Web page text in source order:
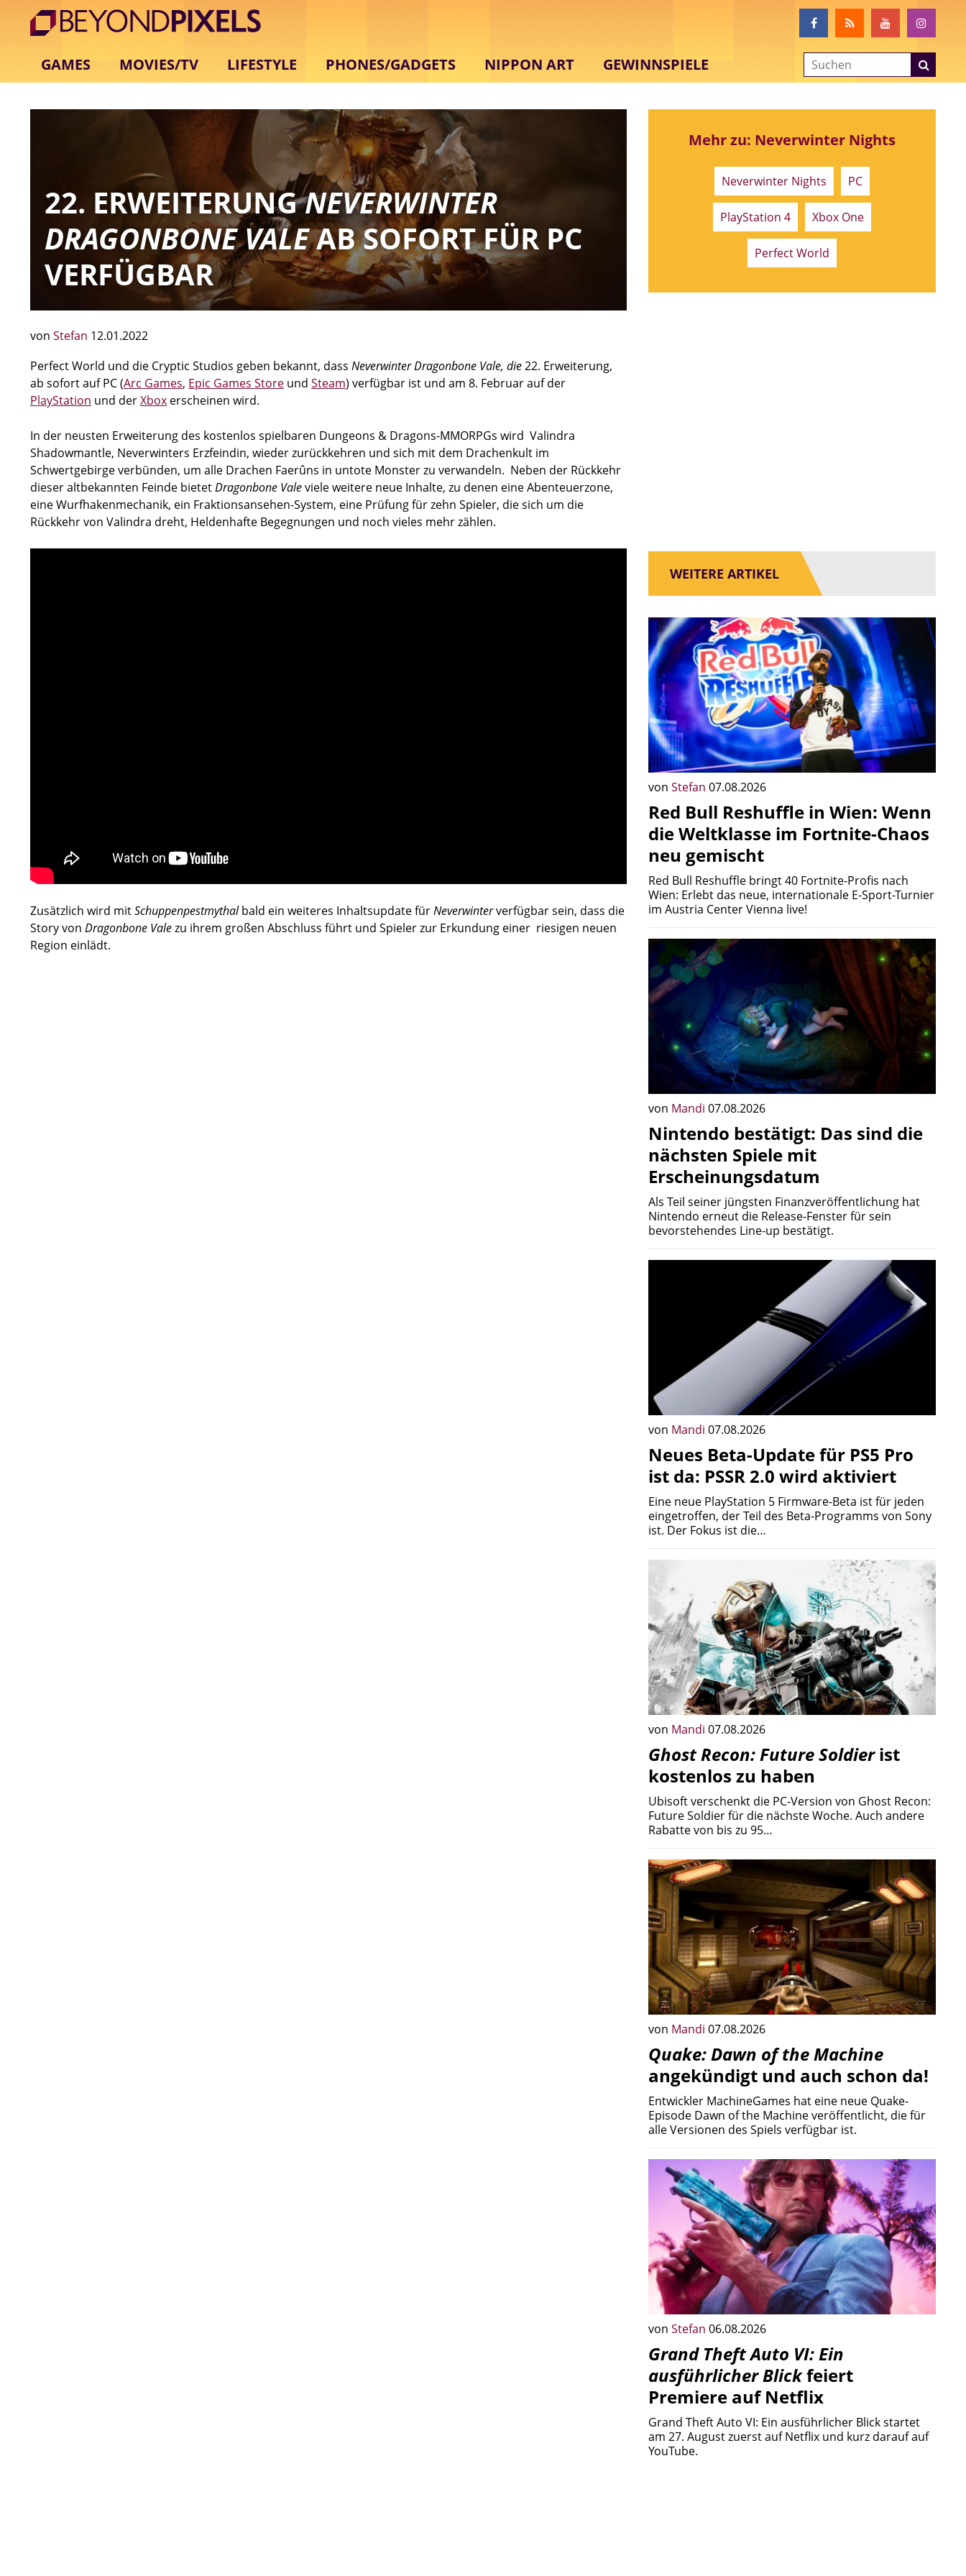
GAMES MOVIES/TV LIFESTYLE PHONES/GADGETS NIPPON ART GEWINNSPIELE
22. ERWEITERUNGNEVERWINTER
DRAGONBONE VALEAB SOFORT FÜR PC
VERFÜGBAR
von Stefan 12.01.2022
Perfect World und die Cryptic Studios geben bekannt, dass Neverwinter Dragonbone Vale, die22. Erweiterung,
ab sofort auf PC (Arc Games, Epic Games Store und Steam) verfügbar ist und am 8. Februar auf der
PlayStation und derXbox erscheinen wird.
In der neusten Erweiterung des kostenlos spielbaren Dungeons & Dragons-MMORPGs wird Valindra
Shadowmantle, Neverwinters Erzfeindin, wieder zurückkehren und sich mit dem Drachenkult im
Schwertgebirge verbünden, um alle Drachen Faerûns in untote Monster zu verwandeln. Neben der Rückkehr
dieser altbekannten Feinde bietetDragonbone Valeviele weitere neue Inhalte, zu denen eine Abenteuerzone,
eine Wurfhakenmechanik, ein Fraktionsansehen-System, eine Prüfung für zehn Spieler, die sich um die
Rückkehr von Valindra dreht, Heldenhafte Begegnungen und noch vieles mehr zählen.
Zusätzlich wird mitSchuppenpestmythalbald ein weiteres Inhaltsupdate fürNeverwinterverfügbar sein, dass die
Story von Dragonbone Valezu ihrem großen Abschluss führt und Spieler zur Erkundung einer riesigen neuen
Region einlädt.
Mehr zu: Neverwinter Nights
Neverwinter Nights PC
PlayStation 4 Xbox One
Perfect World
WEITERE ARTIKEL
von Stefan 07.08.2026
Red Bull Reshuffle in Wien: Wenn
die Weltklasse im Fortnite-Chaos
neu gemischt
Red Bull Reshuffle bringt 40 Fortnite-Profis nach
Wien: Erlebt das neue, internationale E-Sport-Turnier
im Austria Center Vienna live!
von Mandi 07.08.2026
Nintendo bestätigt: Das sind die
nächsten Spiele mit
Erscheinungsdatum
Als Teil seiner jüngsten Finanzveröffentlichung hat
Nintendo erneut die Release-Fenster für sein
bevorstehendes Line-up bestätigt.
von Mandi 07.08.2026
Neues Beta-Update für PS5 Pro
ist da: PSSR 2.0 wird aktiviert
Eine neue PlayStation 5 Firmware-Beta ist für jeden
eingetroffen, der Teil des Beta-Programms von Sony
ist. Der Fokus ist die…
von Mandi 07.08.2026
Ghost Recon: Future Soldierist
kostenlos zu haben
Ubisoft verschenkt die PC-Version von Ghost Recon:
Future Soldier für die nächste Woche. Auch andere
Rabatte von bis zu 95…
von Mandi 07.08.2026
Quake: Dawn of the Machine
angekündigt und auch schon da!
Entwickler MachineGames hat eine neue Quake-
Episode Dawn of the Machine veröffentlicht, die für
alle Versionen des Spiels verfügbar ist.
von Stefan 06.08.2026
Grand Theft Auto VI: Ein
ausführlicher Blickfeiert
Premiere auf Netflix
Grand Theft Auto VI: Ein ausführlicher Blick startet
am 27. August zuerst auf Netflix und kurz darauf auf
YouTube.